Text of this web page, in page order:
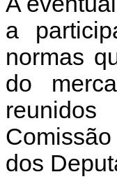
a
normas
do
dos